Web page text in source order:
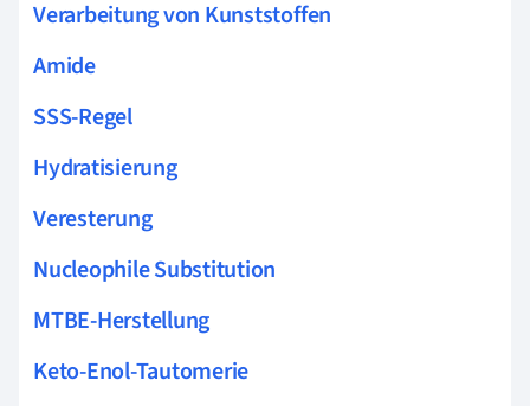
Verarbeitung von Kunststoffen
Amide
SSS-Regel
Hydratisierung
Veresterung
Nucleophile Substitution
MTBE-Herstellung
Keto-Enol-Tautomerie